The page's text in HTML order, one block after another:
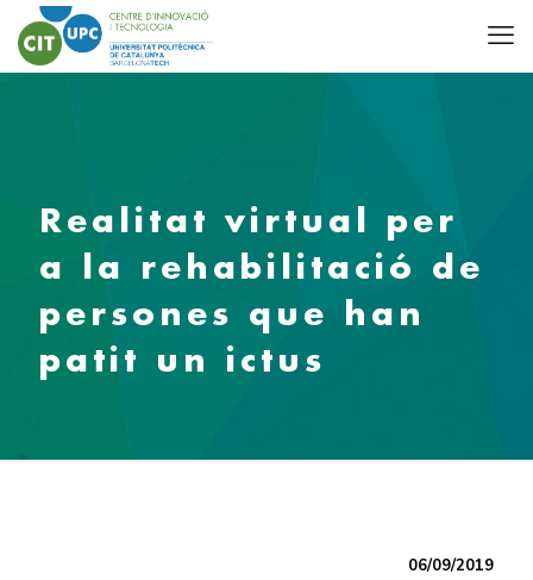
Realitat virtual per
a la rehabilitació de
persones que han
patit un ictus
06/09/2019